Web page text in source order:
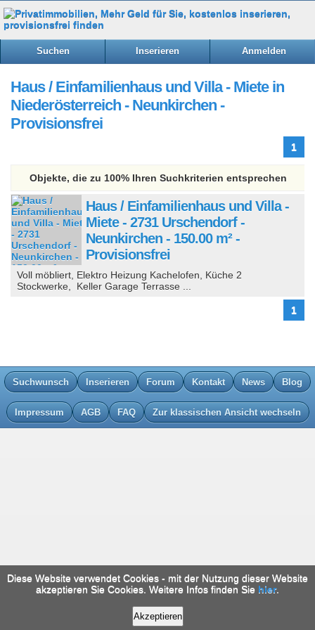
Suchen Inserieren Anmelden
Haus / Einfamilienhaus und Villa - Miete in
Niederösterreich - Neunkirchen -
Provisionsfrei
1
Objekte, die zu 100% Ihren Suchkriterien entsprechen
Haus / Einfamilienhaus und Villa -
Miete - 2731 Urschendorf -
Neunkirchen - 150.00 m² -
Provisionsfrei
Voll möbliert, Elektro Heizung Kachelofen, Küche 2
Stockwerke, Keller Garage Terrasse ...
1
Suchwunsch Inserieren Forum Kontakt News Blog
Impressum AGB FAQ Zur klassischen Ansicht wechseln
Diese Website verwendet Cookies - mit der Nutzung dieser Website
akzeptieren Sie Cookies. Weitere Infos finden Sie hier.